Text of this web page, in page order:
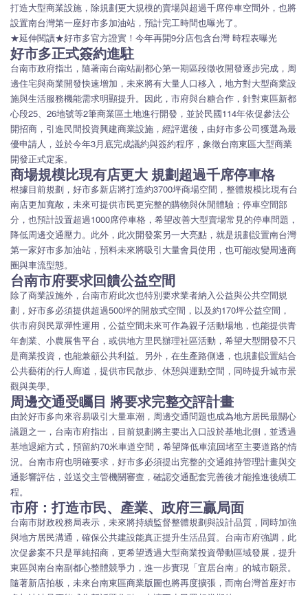
打造大型商業設施，除規劃更大規模的賣場與超過千席停車空間外，也將
設置南台灣第一座好市多加油站，預計完工時間也曝光了。
★延伸閱讀★好市多官方證實！今年再開9分店包含台灣 時程表曝光
好市多正式簽約進駐
台南市政府指出，隨著南台南站副都心第一期區段徵收開發逐步完成，周
邊住宅與商業開發快速增加，未來將有大量人口移入，地方對大型商業設
施與生活服務機能需求明顯提升。因此，市府與台糖合作，針對東區新都
心段25、26地號等2筆商業區土地進行開發，並於民國114年依促參法公
開招商，引進民間投資興建商業設施，經評選後，由好市多公司獲選為最
優申請人，並於今年3月底完成議約與簽約程序，象徵台南東區大型商業
開發正式定案。
商場規模比現有店更大 規劃超過千席停車格
根據目前規劃，好市多新店將打造約3700坪商場空間，整體規模比現有台
南店更加寬敞，未來可提供市民更完整的購物與休閒體驗；停車空間部
分，也預計設置超過1000席停車格，希望改善大型賣場常見的停車問題，
降低周邊交通壓力。此外，此次開發案另一大亮點，就是規劃設置南台灣
第一家好市多加油站，預料未來將吸引大量會員使用，也可能改變周邊商
圈與車流型態。
台南市府要求回饋公益空間
除了商業設施外，台南市府此次也特別要求業者納入公益與公共空間規
劃，好市多必須提供超過500坪的開放式空間，以及約170坪公益空間，
供市府與民眾彈性運用，公益空間未來可作為親子活動場地，也能提供青
年創業、小農展售平台，或供地方里民辦理社區活動，希望大型開發不只
是商業投資，也能兼顧公共利益。另外，在生產路側邊，也規劃設置結合
公共藝術的行人廊道，提供市民散步、休憩與運動空間，同時提升城市景
觀與美學。
周邊交通受矚目 將要求完整交評計畫
由於好市多向來容易吸引大量車潮，周邊交通問題也成為地方居民最關心
議題之一，台南市府指出，目前規劃將主要出入口設於基地北側，並透過
基地退縮方式，預留約70米車道空間，希望降低車流回堵至主要道路的情
況。台南市府也明確要求，好市多必須提出完整的交通維持管理計畫與交
通影響評估，並送交主管機關審查，確認交通配套完善後才能推進後續工
程。
市府：打造市民、產業、政府三贏局面
台南市財政稅務局表示，未來將持續監督整體規劃與設計品質，同時加強
與地方居民溝通，確保公共建設能真正提升生活品質。台南市府強調，此
次促參案不只是單純招商，更希望透過大型商業投資帶動區域發展，提升
東區與南台南副都心整體競爭力，進一步實現「宜居台南」的城市願景。
隨著新店拍板，未來台南東區商業版圖也將再度擴張，而南台灣首座好市